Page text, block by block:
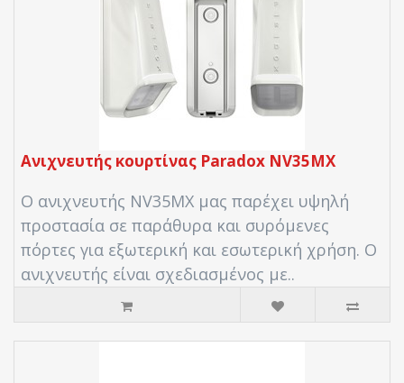
Ανιχνευτής κουρτίνας Paradox NV35MX
Ο ανιχνευτής NV35MX μας παρέχει υψηλή
προστασία σε παράθυρα και συρόμενες
πόρτες για εξωτερική και εσωτερική χρήση. Ο
ανιχνευτής είναι σχεδιασμένος με..